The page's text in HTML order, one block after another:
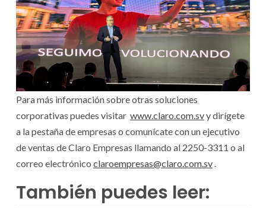
Para más información sobre otras soluciones
corporativas puedes visitar www.claro.com.svy dirígete
a la pestaña de empresas o comunícate con un ejecutivo
de ventas de Claro Empresas llamando al 2250-3311 o al
correo electrónico claroempresas@claro.com.sv .
También puedes leer: